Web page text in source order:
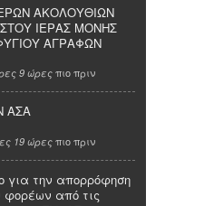
ΑΚΟΛΟΥΘΙΩΝ
ΙΕΡΑΣ ΜΟΝΗΣ
ΑΓΡΑΦΩΝ
9 ώρεςπιο πριν
ΑΣΑ
19 ώρες πιο πριν
για την απορρόφηση
φορέων από τις